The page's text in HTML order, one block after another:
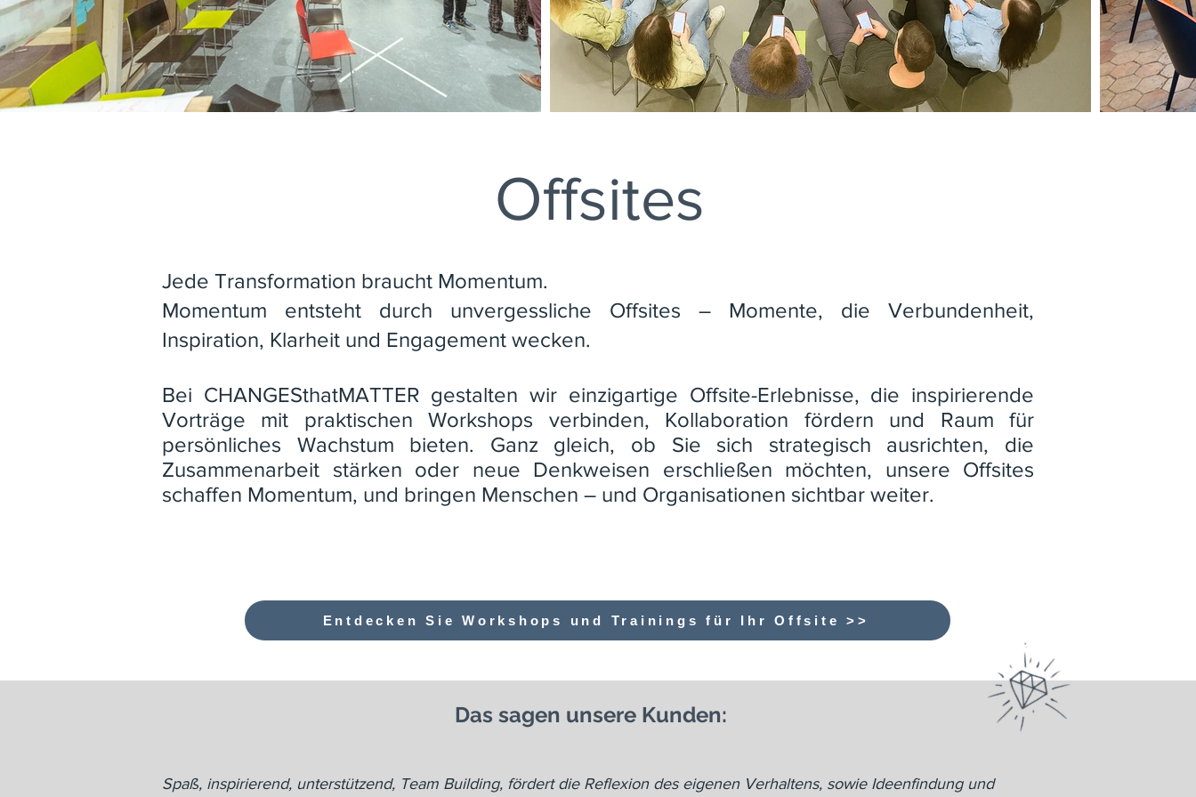
Offsites
Jede Transformation braucht Momentum.​
Momentum entsteht durch unvergessliche Offsites – Momente, die Verbundenheit,
Inspiration, Klarheit und Engagement wecken.​
Bei CHANGESthatMATTER gestalten wir einzigartige Offsite-Erlebnisse, die inspirierende
Vorträge mit praktischen Workshops verbinden, Kollaboration fördern und Raum für
persönliches Wachstum bieten. Ganz gleich, ob Sie sich strategisch ausrichten, die
Zusammenarbeit stärken oder neue Denkweisen erschließen möchten, unsere Offsites
schaffen Momentum, und bringen Menschen – und Organisationen sichtbar weiter.
Entdecken Sie Workshops und Trainings für Ihr Offsite >>
Das sagen unsere Kunden:
Spaß, inspirierend, unterstützend, Team Building, fördert die Reflexion des eigenen Verhaltens, sowie Ideenfindung und